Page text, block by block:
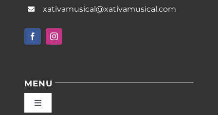
xativamusical@xativamusical.com
MENU
Toggle